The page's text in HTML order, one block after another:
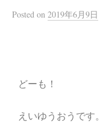
Posted on 2019年6月9日
どーも！
えいゆうおうです。